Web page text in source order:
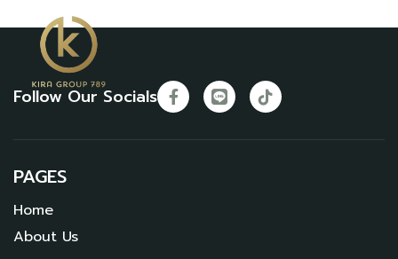
Follow Our Socials
PAGES
Home
About Us